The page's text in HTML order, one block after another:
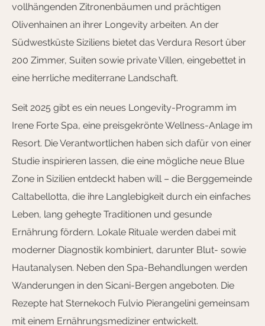
vollhängenden Zitronenbäumen und prächtigen
Olivenhainen an ihrer Longevity arbeiten. An der
Südwestküste Siziliens bietet das Verdura Resort über
200 Zimmer, Suiten sowie private Villen, eingebettet in
eine herrliche mediterrane Landschaft.
Seit 2025 gibt es ein neues Longevity-Programm im
Irene Forte Spa, eine preisgekrönte Wellness-Anlage im
Resort. Die Verantwortlichen haben sich dafür von einer
Studie inspirieren lassen, die eine mögliche neue Blue
Zone in Sizilien entdeckt haben will – die Berggemeinde
Caltabellotta, die ihre Langlebigkeit durch ein einfaches
Leben, lang gehegte Traditionen und gesunde
Ernährung fördern. Lokale Rituale werden dabei mit
moderner Diagnostik kombiniert, darunter Blut- sowie
Hautanalysen. Neben den Spa-Behandlungen werden
Wanderungen in den Sicani-Bergen angeboten. Die
Rezepte hat Sternekoch Fulvio Pierangelini gemeinsam
mit einem Ernährungsmediziner entwickelt.